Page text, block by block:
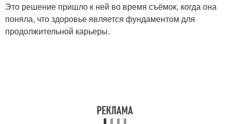
Это решение пришло к ней во время съёмок, когда она
поняла, что здоровье является фундаментом для
продолжительной карьеры.